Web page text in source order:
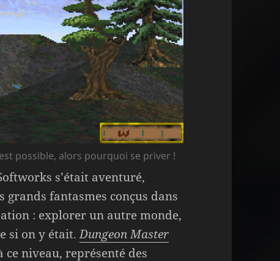
possible, alors pourquoi se priver !
s’était aventuré,
grands fantasmes conçus dans
: explorer un autre monde,
si on y était.Dungeon Master
ce niveau, représenté des